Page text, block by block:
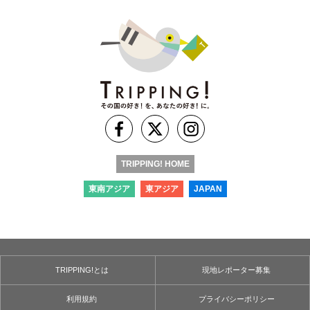
TRIPPING! HOME
東南アジア 東アジア JAPAN
TRIPPING!とは 現地レポーター募集
利用規約 プライバシーポリシー